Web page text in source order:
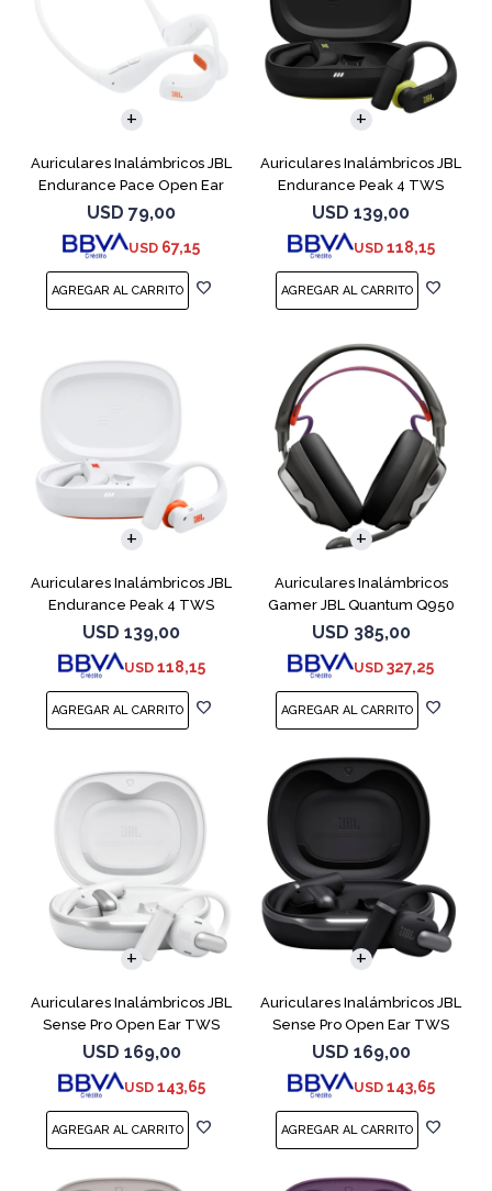
Auriculares Inalámbricos JBL
Endurance Pace Open Ear
Blanco
USD 79,00
USD 67,15
Auriculares Inalámbricos JBL
Endurance Peak 4 TWS
Negro
USD 139,00
USD 118,15
Auriculares Inalámbricos JBL
Endurance Peak 4 TWS
Blanco
USD 139,00
USD 118,15
Auriculares Inalámbricos
Gamer JBL Quantum Q950
Negro
USD 385,00
USD 327,25
Auriculares Inalámbricos JBL
Sense Pro Open Ear TWS
Blanco
USD 169,00
USD 143,65
Auriculares Inalámbricos JBL
Sense Pro Open Ear TWS
Negro
USD 169,00
USD 143,65